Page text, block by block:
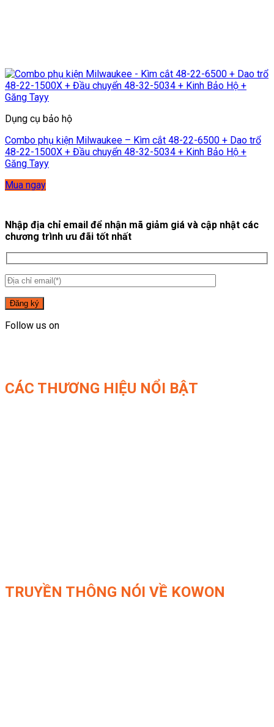
Dụng cụ bảo hộ
Combo phụ kiện Milwaukee – Kìm cắt 48-22-6500 + Dao trổ
48-22-1500X + Đầu chuyển 48-32-5034 + Kinh Bảo Hộ +
Găng Tayy
Mua ngay
Nhập địa chỉ email để nhận mã giảm giá và cập nhật các
chương trình ưu đãi tốt nhất
Follow us on
CÁC THƯƠNG HIỆU NỔI BẬT
TRUYỀN THÔNG NÓI VỀ KOWON